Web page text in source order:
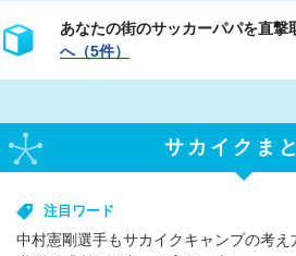
あなたの街のサッカーパパを直撃
へ（5件）
サカイクま
注目ワード
中村憲剛選手もサカイクキャンプの考